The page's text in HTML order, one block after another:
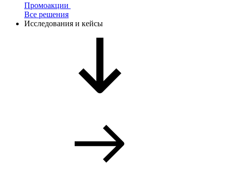
Промоакции
Все решения
Исследования и кейсы